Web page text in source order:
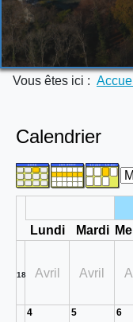
Vous êtes ici :
Calendrier
Lundi
Mardi
18 Avril Avril
4 5 6